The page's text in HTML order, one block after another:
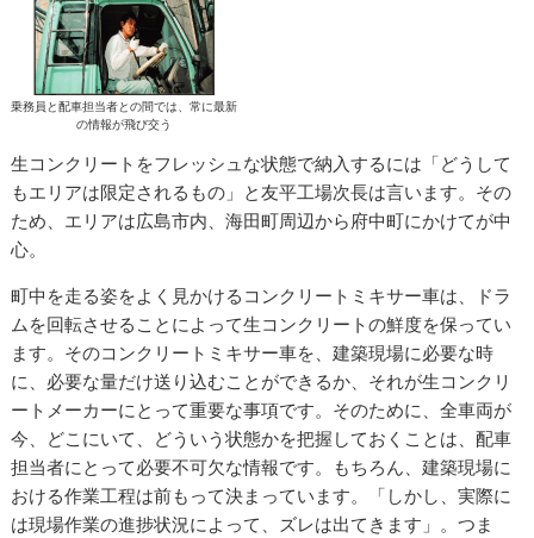
乗務員と配車担当者との間では、常に最新
の情報が飛び交う
生コンクリートをフレッシュな状態で納入するには「どうして
もエリアは限定されるもの」と友平工場次長は言います。その
ため、エリアは広島市内、海田町周辺から府中町にかけてが中
心。
町中を走る姿をよく見かけるコンクリートミキサー車は、ドラ
ムを回転させることによって生コンクリートの鮮度を保ってい
ます。そのコンクリートミキサー車を、建築現場に必要な時
に、必要な量だけ送り込むことができるか、それが生コンクリ
ートメーカーにとって重要な事項です。そのために、全車両が
今、どこにいて、どういう状態かを把握しておくことは、配車
担当者にとって必要不可欠な情報です。もちろん、建築現場に
おける作業工程は前もって決まっています。「しかし、実際に
は現場作業の進捗状況によって、ズレは出てきます」。つま